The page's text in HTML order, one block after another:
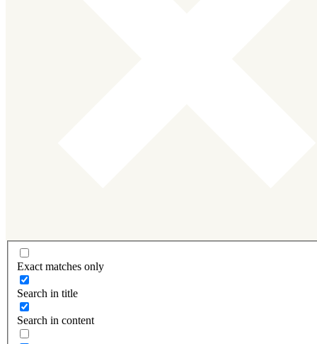
Exact matches only
Search in title
Search in content